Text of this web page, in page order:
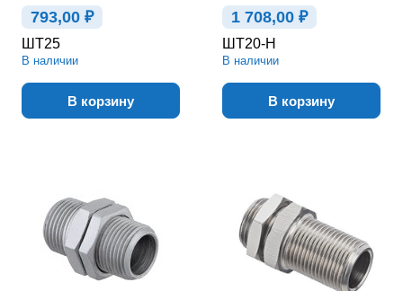
793,00 ₽
ШТ25
В наличии
В корзину
1 708,00 ₽
ШТ20-Н
В наличии
В корзину